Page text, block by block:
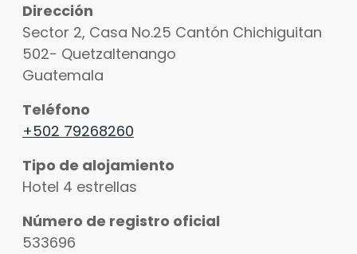
Dirección
Sector 2, Casa No.25 Cantón Chichiguitan
502- Quetzaltenango
Guatemala
Teléfono
+502 79268260
Tipo de alojamiento
Hotel 4 estrellas
Número de registro oficial
533696